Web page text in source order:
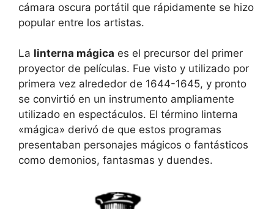
cámara oscura portátil que rápidamente se hizo
popular entre los artistas.
La linterna mágica es el precursor del primer
proyector de películas. Fue visto y utilizado por
primera vez alrededor de 1644-1645, y pronto
se convirtió en un instrumento ampliamente
utilizado en espectáculos. El término linterna
«mágica» derivó de que estos programas
presentaban personajes mágicos o fantásticos
como demonios, fantasmas y duendes.